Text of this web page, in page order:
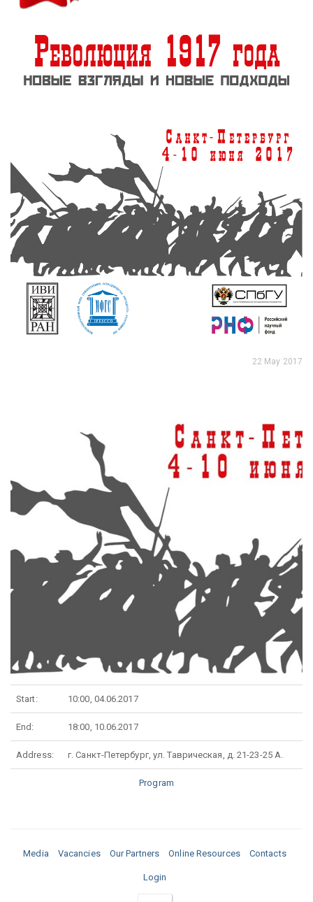
22 May 2017
Start: 10:00, 04.06.2017
End: 18:00, 10.06.2017
Address: г. Санкт-Петербург, ул. Таврическая, д. 21-23-25 А.
Program
Media Vacancies Our Partners Online Resources Contacts
Login